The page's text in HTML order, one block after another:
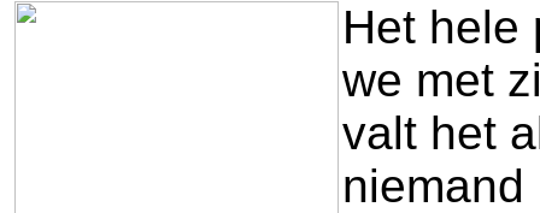
Het hele
we met
valt het